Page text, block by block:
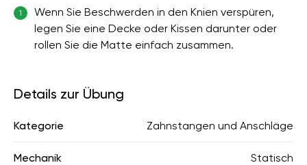
1
Wenn Sie Beschwerden in den Knien verspüren,
legen Sie eine Decke oder Kissen darunter oder
rollen Sie die Matte einfach zusammen.
Details zur Übung
Kategorie Zahnstangen und Anschläge
Mechanik Statisch